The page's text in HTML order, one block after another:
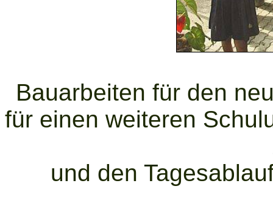
Bauarbeiten für den
für einen weiteren
und den